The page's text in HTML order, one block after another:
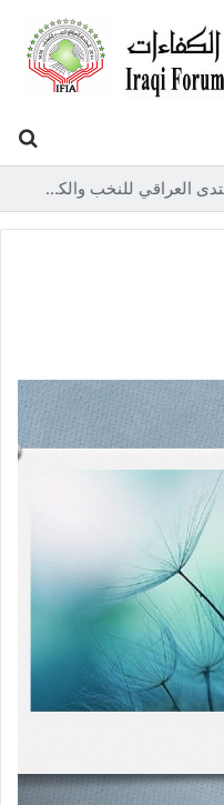
«أوروك» في عامها العاشر.. المنتدى العراقي للنخب والكفاءات يصدر عددًا جديدًا ببحوث علمية تعالج قضايا الاقتصاد والطاقة